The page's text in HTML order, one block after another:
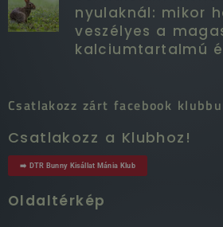
nyulaknál: mikor
veszélyes a
kalciumtartalmú
Csatlakozz zárt facebook
Csatlakozz a Klubhoz!
➡️ DTR Bunny Kisállat Mánia Klub
Oldaltérkép